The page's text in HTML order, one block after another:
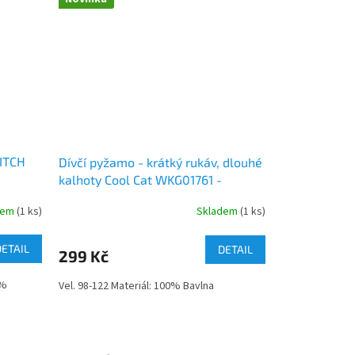
(1 ks)
Dívčí pyžamo - krátký rukáv, dlouhé
kalhoty Cool Cat WKG01761 -
Skladem (1 ks)
299 Kč DETAIL
Vel. 98-122 Materiál: 100% Bavlna